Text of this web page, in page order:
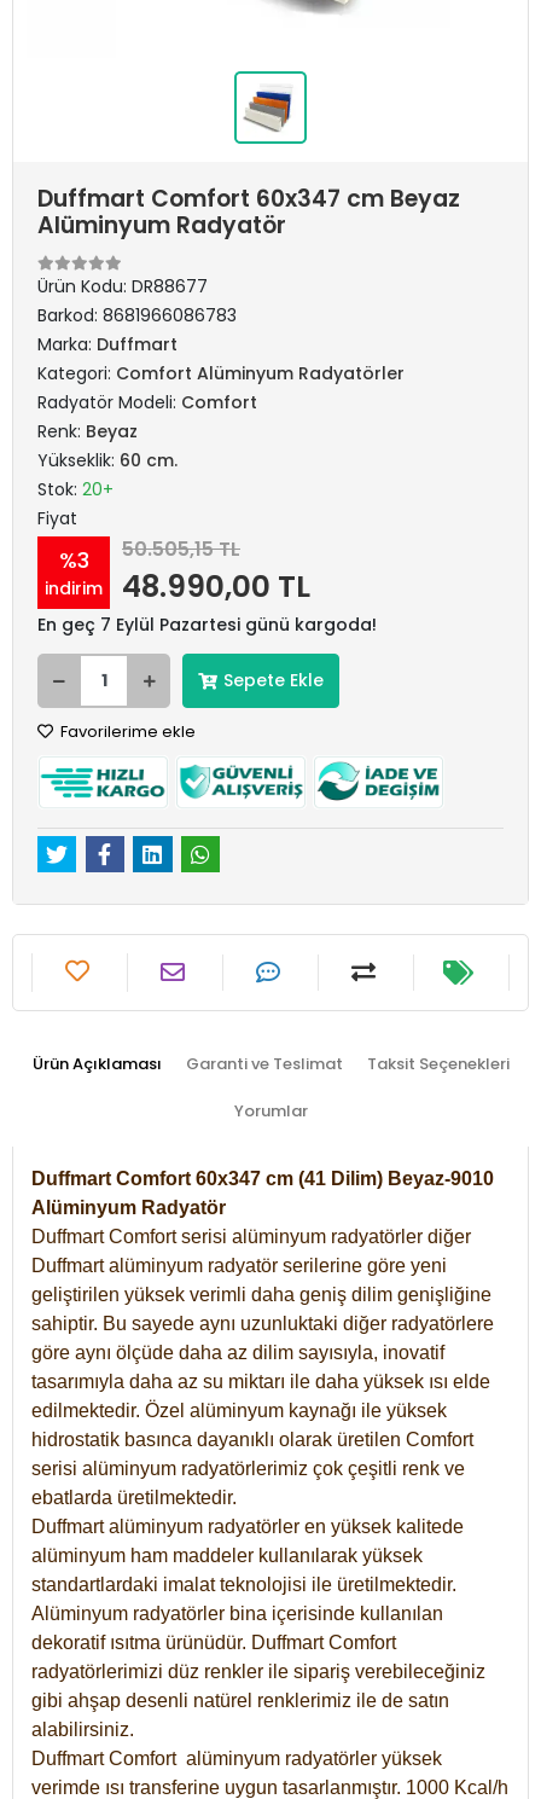
Duffmart Comfort 60x347 cm Beyaz
Alüminyum Radyatör
Ürün Kodu: DR88677
Barkod: 8681966086783
Marka: Duffmart
Kategori: Comfort Alüminyum Radyatörler
Radyatör Modeli: Comfort
Renk: Beyaz
Yükseklik: 60 cm.
Stok: 20+
Fiyat
%3
indirim
50.505,15 TL
48.990,00 TL
En geç 7 Eylül Pazartesi günü kargoda!
Sepete Ekle
Favorilerime ekle
Ürün Açıklaması Garanti ve Teslimat Taksit Seçenekleri
Yorumlar
Duffmart Comfort 60x347 cm (41 Dilim) Beyaz-9010
Alüminyum Radyatör
Duffmart Comfort serisi alüminyum radyatörler diğer
Duffmart alüminyum radyatör serilerine göre yeni
geliştirilen yüksek verimli daha geniş dilim genişliğine
sahiptir. Bu sayede aynı uzunluktaki diğer radyatörlere
göre aynı ölçüde daha az dilim sayısıyla, inovatif
tasarımıyla daha az su miktarı ile daha yüksek ısı elde
edilmektedir. Özel alüminyum kaynağı ile yüksek
hidrostatik basınca dayanıklı olarak üretilen Comfort
serisi alüminyum radyatörlerimiz çok çeşitli renk ve
ebatlarda üretilmektedir.
Duffmart alüminyum radyatörler en yüksek kalitede
alüminyum ham maddeler kullanılarak yüksek
standartlardaki imalat teknolojisi ile üretilmektedir.
Alüminyum radyatörler bina içerisinde kullanılan
dekoratif ısıtma ürünüdür. Duffmart Comfort
radyatörlerimizi düz renkler ile sipariş verebileceğiniz
gibi ahşap desenli natürel renklerimiz ile de satın
alabilirsiniz.
Duffmart Comfort alüminyum radyatörler yüksek
verimde ısı transferine uygun tasarlanmıştır. 1000 Kcal/h